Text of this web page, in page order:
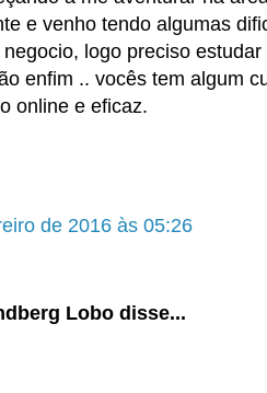
e venho tendo algumas
logo preciso
enfim .. vocês tem algum
online e eficaz.
de 2016 às 05:26
Lobo disse...